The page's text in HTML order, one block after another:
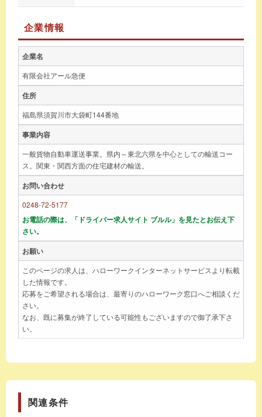
企業情報
企業名
有限会社アール急便
住所
福島県須賀川市大袋町144番地
事業内容
一般貨物自動車運送事業。県内～東北六県を中心としての輸送コー
ス。関東・関西方面の住宅建材の輸送。
お問い合わせ
0248-72-5177
お電話の際は、「ドライバー求人サイト ブルル」を見たとお伝え下
さい。
お願い
このページの求人は、ハローワークインターネットサービスより転載
した情報です。
応募をご希望される場合は、最寄りのハローワーク窓口へご相談くだ
さい。
なお、既に募集が終了している可能性もございますので御了承下さ
い。
関連条件